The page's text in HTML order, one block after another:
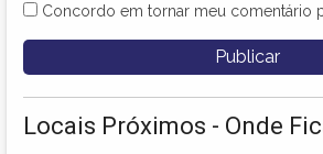
Concordo em tornar meu comentário
Locais Próximos - Onde